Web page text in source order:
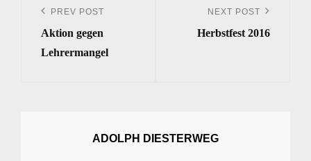
Navigation
Previous
Post
PREV POST
Aktion gegen
Lehrermangel
Post
NEXT POST
Herbstfest 2016
ADOLPH DIESTERWEG